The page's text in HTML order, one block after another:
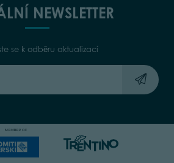
NEWSLETTER
se k odběru aktualizací